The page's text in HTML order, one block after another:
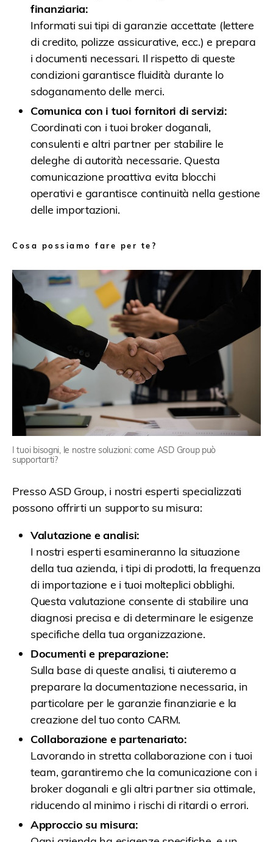
finanziaria:
Informati sui tipi di garanzie accettate (lettere
di credito, polizze assicurative, ecc.) e prepara
i documenti necessari. Il rispetto di queste
condizioni garantisce fluidità durante lo
sdoganamento delle merci.
Comunica con i tuoi fornitori di servizi:
Coordinati con i tuoi broker doganali,
consulenti e altri partner per stabilire le
deleghe di autorità necessarie. Questa
comunicazione proattiva evita blocchi
operativi e garantisce continuità nella gestione
delle importazioni.
Cosa possiamo fare per te?
I tuoi bisogni, le nostre soluzioni: come ASD Group può
supportarti?
Presso ASD Group, i nostri esperti specializzati
possono offrirti un supporto su misura:
Valutazione e analisi:
I nostri esperti esamineranno la situazione
della tua azienda, i tipi di prodotti, la frequenza
di importazione e i tuoi molteplici obblighi.
Questa valutazione consente di stabilire una
diagnosi precisa e di determinare le esigenze
specifiche della tua organizzazione.
Documenti e preparazione:
Sulla base di queste analisi, ti aiuteremo a
preparare la documentazione necessaria, in
particolare per le garanzie finanziarie e la
creazione del tuo conto CARM.
Collaborazione e partenariato:
Lavorando in stretta collaborazione con i tuoi
team, garantiremo che la comunicazione con i
broker doganali e gli altri partner sia ottimale,
riducendo al minimo i rischi di ritardi o errori.
Approccio su misura: